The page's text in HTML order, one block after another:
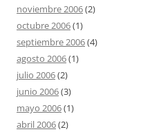
noviembre 2006(2)
octubre 2006(1)
septiembre 2006(4)
agosto 2006(1)
julio 2006(2)
junio 2006(3)
mayo 2006(1)
abril 2006(2)